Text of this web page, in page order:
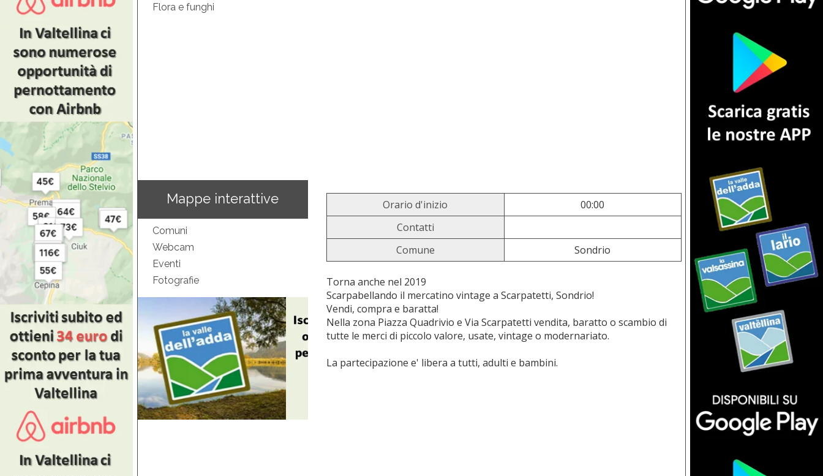
Flora e funghi
Mappe interattive
Comuni
Webcam
Eventi
Fotografie
Orario d'inizio
00:00
Contatti
Comune
Sondrio
Torna anche nel 2019
Scarpabellando il mercatino vintage a Scarpatetti, Sondrio!
Vendi, compra e baratta!
Nella zona Piazza Quadrivio e Via Scarpatetti vendita, baratto o scambio di
tutte le merci di piccolo valore, usate, vintage o modernariato.
La partecipazione e' libera a tutti, adulti e bambini.